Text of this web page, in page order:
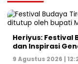
Heriyus: Festival
dan Inspirasi
9 Agustus 2026 |